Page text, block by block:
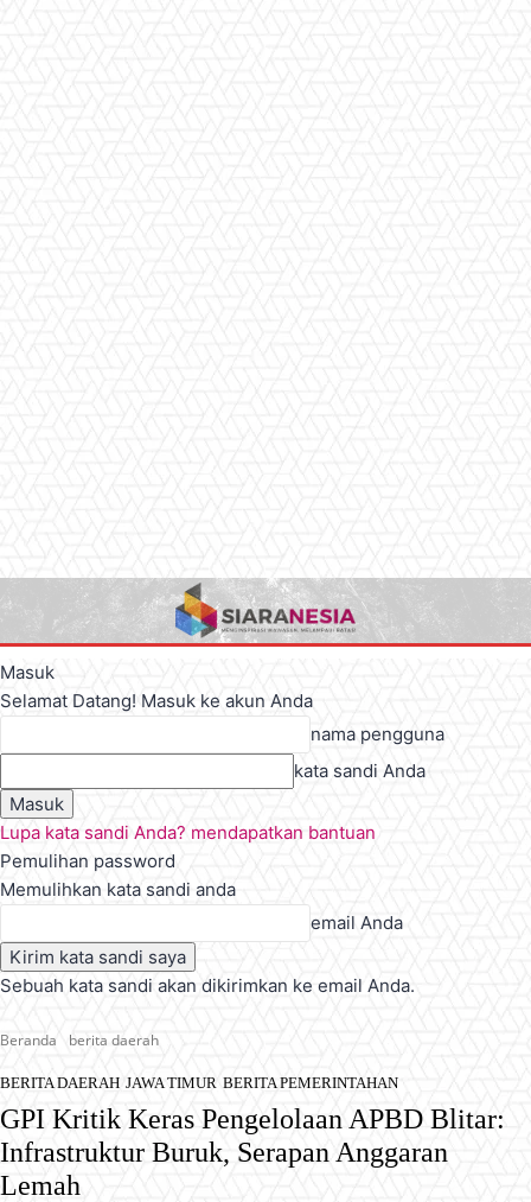
Masuk
Selamat Datang! Masuk ke akun Anda
nama pengguna
kata sandi Anda
Lupa kata sandi Anda? mendapatkan bantuan
Pemulihan password
Memulihkan kata sandi anda
email Anda
Sebuah kata sandi akan dikirimkan ke email Anda.
Beranda berita daerah
BERITA DAERAH JAWA TIMUR BERITA PEMERINTAHAN
GPI Kritik Keras Pengelolaan APBD Blitar:
Infrastruktur Buruk, Serapan Anggaran
Lemah